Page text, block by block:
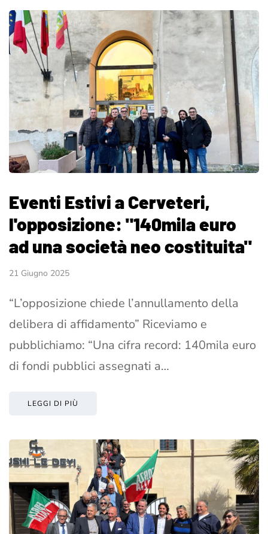
Eventi Estivi a Cerveteri,
l'opposizione: "140mila euro
ad una società neo costituita"
21 Giugno 2025
“L’opposizione chiede l’annullamento della
delibera di affidamento” Riceviamo e
pubblichiamo: “Una cifra record: 140mila euro
di fondi pubblici assegnati a…
LEGGI DI PIÙ